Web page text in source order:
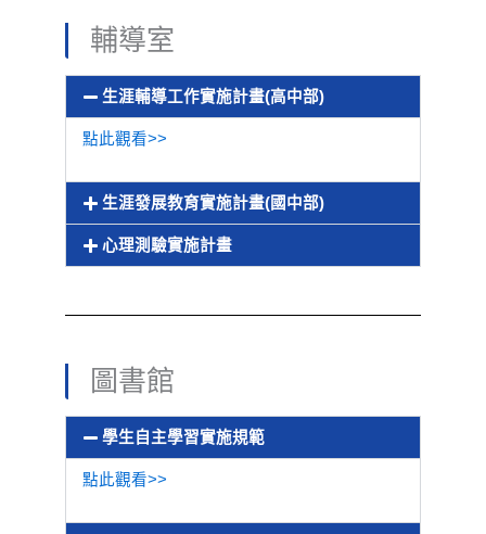
輔導室
生涯輔導工作實施計畫(高中部)
點此觀看>>
生涯發展教育實施計畫(國中部)
心理測驗實施計畫
圖書館
學生自主學習實施規範
點此觀看>>